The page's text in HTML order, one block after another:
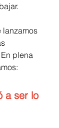
lanzamos
En plena
a ser lo